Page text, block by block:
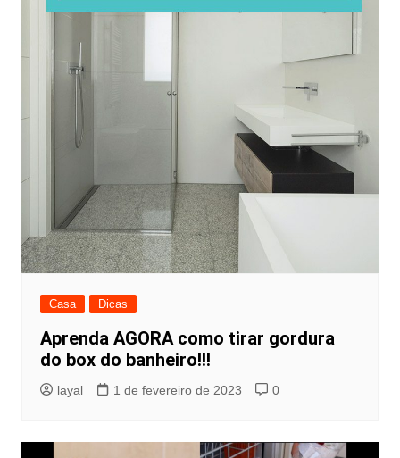
Casa Dicas
Aprenda AGORA como tirar gordura
do box do banheiro!!!
layal 1 de fevereiro de 2023 0